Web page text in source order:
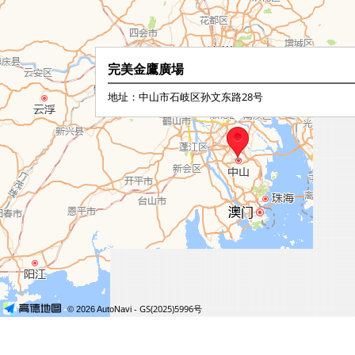
完美金鷹廣場
地址：中山市石岐区孙文东路28号
© 2026 AutoNavi - GS(2025)5996号